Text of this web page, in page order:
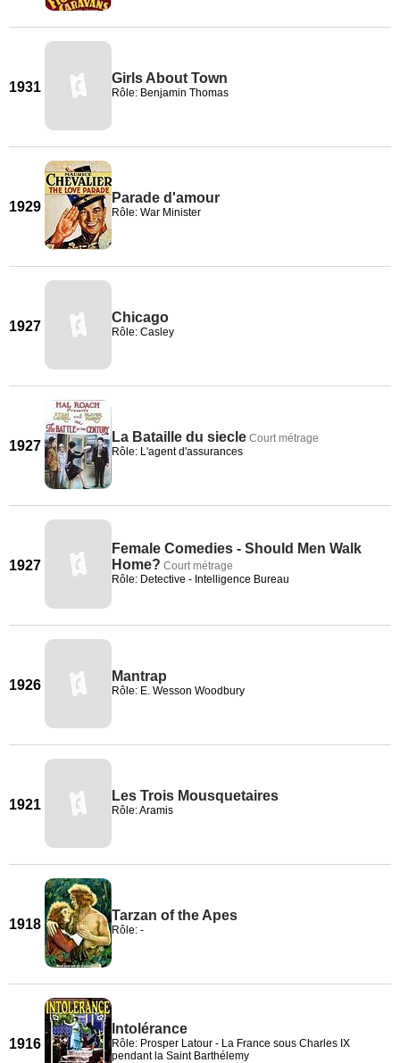
1931
Girls About Town
Rôle: Benjamin Thomas
1929
Parade d'amour
Rôle: War Minister
1927
Chicago
Rôle: Casley
1927
La Bataille du siecle Court métrage
Rôle: L'agent d'assurances
1927
Female Comedies - Should Men Walk
Home? Court métrage
Rôle: Detective - Intelligence Bureau
1926
Mantrap
Rôle: E. Wesson Woodbury
1921
Les Trois Mousquetaires
Rôle: Aramis
1918
Tarzan of the Apes
Rôle: -
1916
Intolérance
Rôle: Prosper Latour - La France sous Charles IX
pendant la Saint Barthélemy